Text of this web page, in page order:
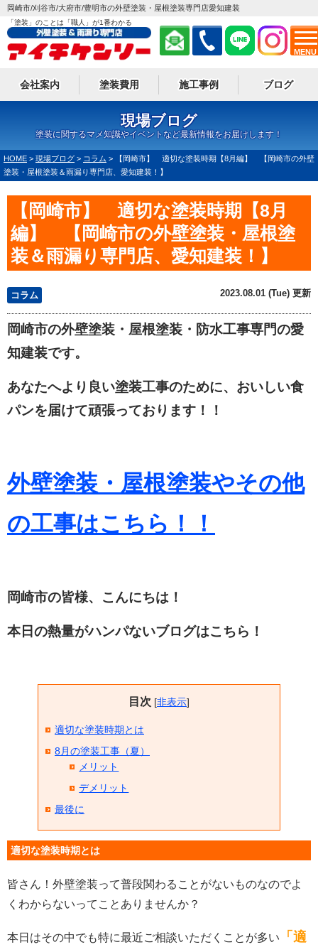
MENU
岡崎市/刈谷市/大府市/豊明市の外壁塗装・屋根塗装専門店愛知建装
「塗装」のことは「職人」が1番わかる
会社案内 塗装費用 施工事例 ブログ
現場ブログ
塗装に関するマメ知識やイベントなど最新情報をお届けします！
HOME > 現場ブログ > コラム >
【岡崎市】 適切な塗装時期【8月編】 【岡崎市の外壁
塗装・屋根塗装＆雨漏り専門店、愛知建装！】
【岡崎市】 適切な塗装時期【8月
編】 【岡崎市の外壁塗装・屋根塗
装＆雨漏り専門店、愛知建装！】
コラム 2023.08.01 (Tue) 更新
岡崎市の外壁塗装・屋根塗装・防水工事専門の愛
知建装です。
あなたへより良い塗装工事のために、おいしい食
パンを届けて頑張っております！！
外壁塗装・屋根塗装やその他
の工事はこちら！！
岡崎市の皆様、こんにちは！
本日の熱量がハンパないブログはこちら！
目次 [非表示]
適切な塗装時期とは
8月の塗装工事（夏）
メリット
デメリット
最後に
適切な塗装時期とは
皆さん！外壁塗装って普段関わることがないものなのでよ
くわからないってことありませんか？
本日はその中でも特に最近ご相談いただくことが多い
「適